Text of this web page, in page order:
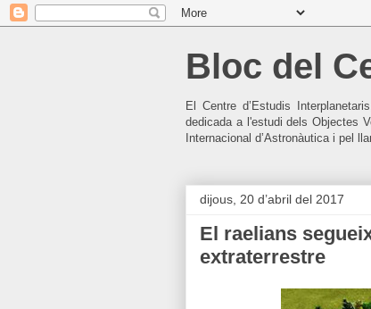
Bloc del
El Centre d’Estudis
dedicada a l'estudi dels Objectes
Internacional d’Astronàutica i pel
dijous, 20 d’abril del 2017
El raelians
extraterrestre